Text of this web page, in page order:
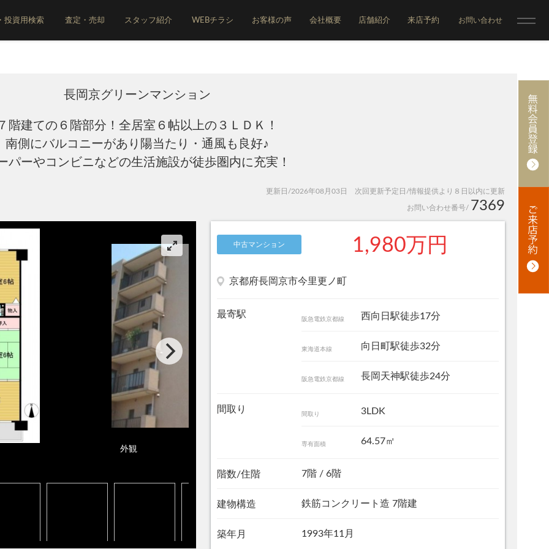
投資用検索 査定・売却 スタッフ紹介 WEBチラシ お客様の声 会社概要 店舗紹介 来店予約 お問い合わせ
長岡京グリーンマンション
階建ての６階部分！全居室６帖以上の３ＬＤＫ！
南側にバルコニーがあり陽当たり・通風も良好♪
パーやコンビニなどの生活施設が徒歩圏内に充実！
更新日/2026年08月03日 次回更新予定日/情報提供より８日以内に更新
お問い合わせ番号/ 7369
外観
中古マンション 1,980万円
京都府長岡京市今里更ノ町
最寄駅 阪急電鉄京都線 西向日駅徒歩17分
東海道本線 向日町駅徒歩32分
阪急電鉄京都線 長岡天神駅徒歩24分
間取り 間取り 3LDK
専有面積 64.57㎡
階数/住階 7階 / 6階
建物構造 鉄筋コンクリート造 7階建
築年月 1993年11月